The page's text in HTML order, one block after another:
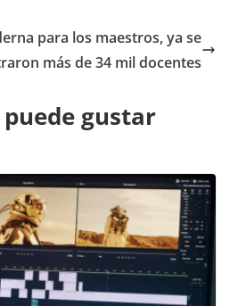
para los maestros, ya se
más de 34 mil docentes
gustar